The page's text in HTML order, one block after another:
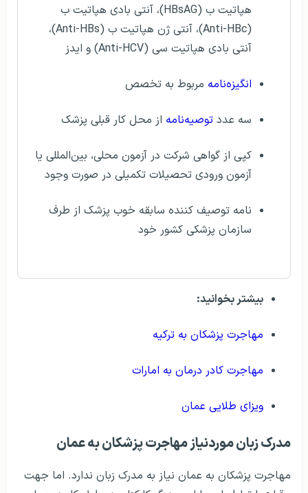
هپاتیت ب (HBsAG)، آنتی بادی هپاتیت ب
(Anti-HBc)، آنتی ژن هپاتیت ب (Anti-HBs)،
آنتی بادی هپاتیت سی (Anti-HCV) و ایدز
انگیزه‌نامه مربوط به تخصص
سه عدد توصیه‌نامه از محل کار قبلی پزشک
کپی از گواهی شرکت در آزمون محلی، بین‌المللی یا
آزمون ورودی تحصیلات تکمیلی در صورت وجود
نامه توصیف کننده سابقه خوب پزشک از طرف
سازمان پزشکی کشور خود
بیشتر بخوانید:
مهاجرت پزشکان به ترکیه
مهاجرت کادر درمان به امارات
ویزای طلایی عمان
مدرک زبان موردنیاز مهاجرت پزشکان به عمان
مهاجرت پزشکان به عمان نیاز به مدرک زبان ندارد. اما جهت